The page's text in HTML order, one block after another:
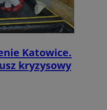
Katowice.
kryzysowy